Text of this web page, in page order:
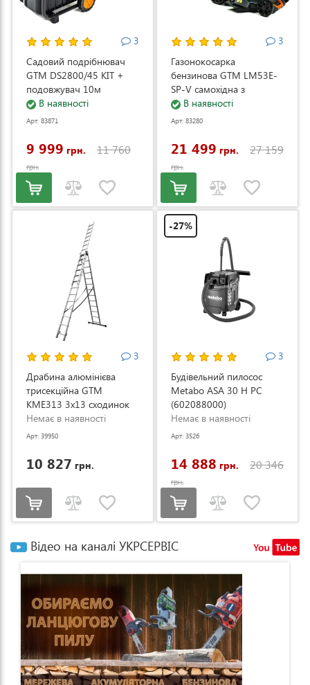
3
Садовий подрібнювач
GTM DS2800/45 KIT +
подовжувач 10м
(DS2800/45_KIT+ext.cord)
В наявності
Арт: 83871
9 999 грн. 11 760
грн.
3
Газонокосарка
бензинова GTM LM53E-
SP-V самохідна з
електростартером та
регулюванням швидкості
В наявності
Арт: 83280
21 499 грн. 27 159
грн.
3
Драбина алюмінієва
трисекційна GTM
KME313 3x13 сходинок
3.53-8.93м (KME313)
Немає в наявності
Арт: 39950
10 827 грн.
-27%
3
Будівельний пилосос
Metabo ASA 30 H PC
(602088000)
Немає в наявності
Арт: 3526
14 888 грн. 20 346
грн.
Відео на каналі УКРСЕРВІС